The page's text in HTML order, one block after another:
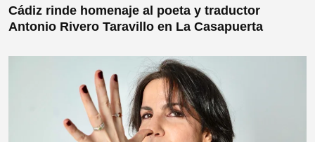
Cádiz rinde homenaje al poeta y traductor
Antonio Rivero Taravillo en La Casapuerta